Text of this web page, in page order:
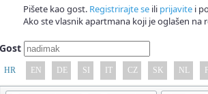
Pišete kao gost. Registrirajte se ili prijavite i
Ako ste vlasnik apartmana koji je oglašen
Gost
HR EN DE SI IT CZ SK NL